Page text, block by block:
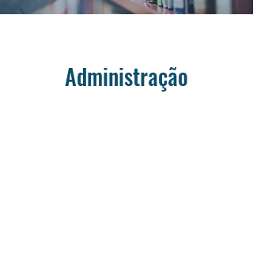
Administração